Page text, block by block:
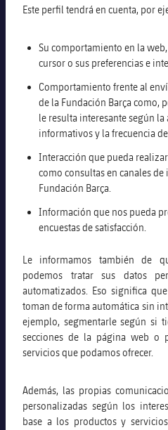
Este perfil tendrá en cuenta, por
Su comportamiento en la
cursor o sus preferencias e
Comportamiento frente al
de la Fundación Barça como,
le resulta interesante según
informativos y la frecuencia
Interacción que pueda
como consultas en canales
Fundación Barça.
Información que nos pueda
encuestas de satisfacción.
Le informamos también de
podemos tratar sus datos
automatizados. Eso significa
toman de forma automática sin
ejemplo, segmentarle según si
secciones de la página web o
servicios que podamos ofrecer.
Además, las propias
personalizadas según los
base a los productos y